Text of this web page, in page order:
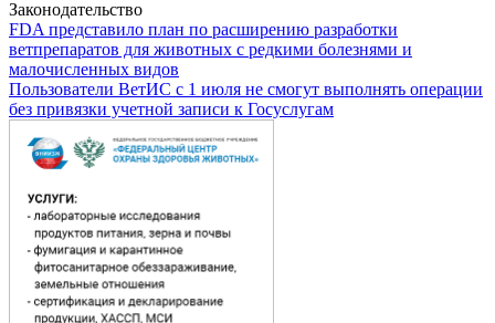
Законодательство
FDA представило план по расширению разработки
ветпрепаратов для животных с редкими болезнями и
малочисленных видов
Пользователи ВетИС с 1 июля не смогут выполнять операции
без привязки учетной записи к Госуслугам